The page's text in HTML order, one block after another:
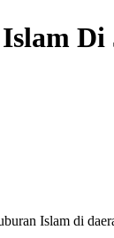
Islam di